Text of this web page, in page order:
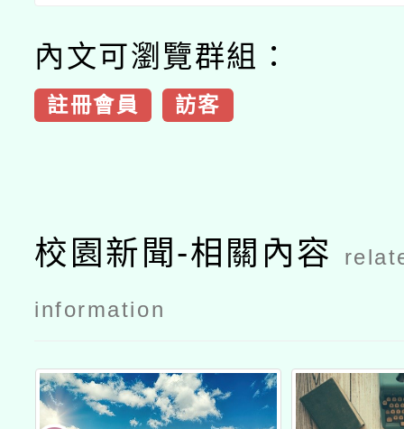
內文可瀏覽群組：
註冊會員 訪客
校園新聞-相關內容
information